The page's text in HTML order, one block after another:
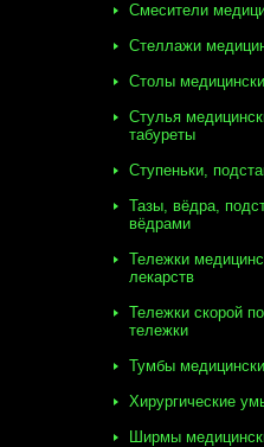
Смесители
Стеллажи
Столы
Стулья
табуреты
Ступеньки,
Тазы, вёдра,
вёдрами
Тележки
лекарств
Тележки скорой
тележки
Тумбы
Хирургические
Ширмы